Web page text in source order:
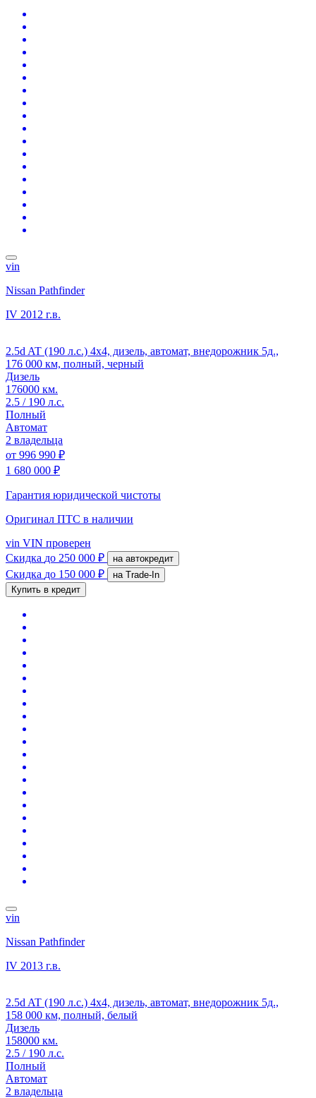
vin
Nissan Pathfinder
IV 2012 г.в.
2.5d AT (190 л.с.) 4x4, дизель, автомат, внедорожник 5д.,
176 000 км, полный, черный
Дизель
176000 км.
2.5 / 190 л.с.
Полный
Автомат
2 владельца
от 996 990 ₽
1 680 000 ₽
Гарантия юридической чистоты
Оригинал ПТС в наличии
vin VIN проверен
Скидка до 250 000 ₽ на автокредит
Скидка до 150 000 ₽
на Trade-In
Купить в кредит
vin
Nissan Pathfinder
IV 2013 г.в.
2.5d AT (190 л.с.) 4x4, дизель, автомат, внедорожник 5д.,
158 000 км, полный, белый
Дизель
158000 км.
2.5 / 190 л.с.
Полный
Автомат
2 владельца